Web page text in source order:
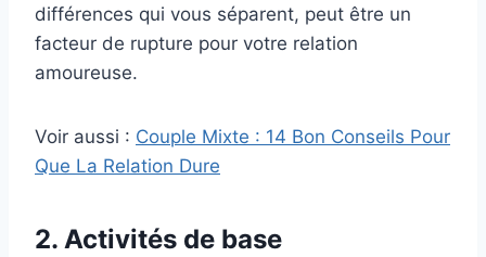
différences qui vous séparent, peut être un
facteur de rupture pour votre relation
amoureuse.
Voir aussi : Couple Mixte : 14 Bon Conseils Pour
Que La Relation Dure
2. Activités de base